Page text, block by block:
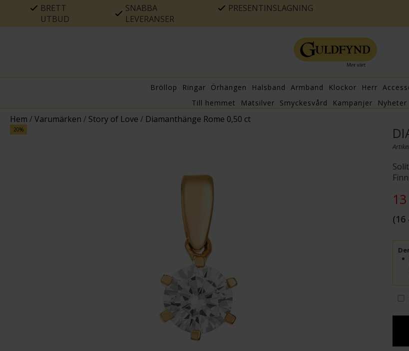
BRETT
UTBUD
SNABBA
LEVERANSER
PRESENTINSLAGNING
Bröllop Ringar Örhängen Halsband Armband Klockor Herr
Till hemmet
Matsilver Smyckesvård Kampanjer Nyheter
Hem /Varumärken / Story of Love / Diamanthänge Rome 0,50 ct
20%
16